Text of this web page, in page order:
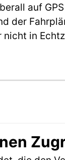
auf
der
in